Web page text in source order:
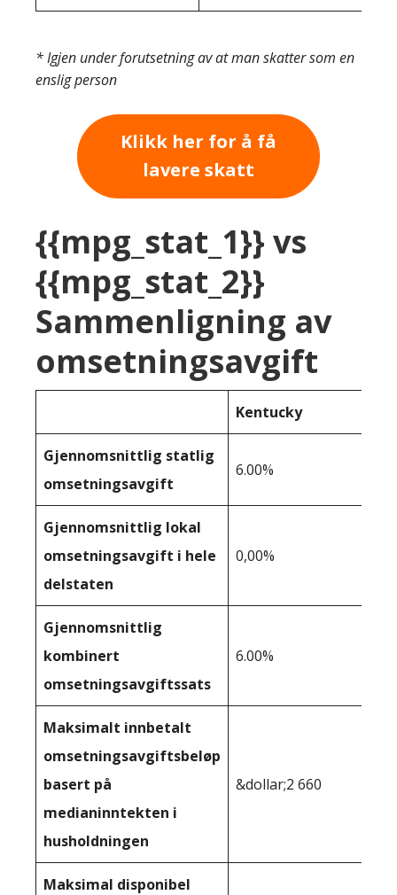
* Igjen under forutsetning av at man skatter som en
enslig person
Klikk her for å få
lavere skatt
{{mpg_stat_1}} vs
{{mpg_stat_2}}
Sammenligning av
omsetningsavgift
Kentucky
Gjennomsnittlig statlig
omsetningsavgift
6.00%
Gjennomsnittlig lokal
omsetningsavgift i hele
delstaten
0,00%
Gjennomsnittlig
kombinert
omsetningsavgiftssats
6.00%
Maksimalt innbetalt
omsetningsavgiftsbeløp
basert på
medianinntekten i
husholdningen
&dollar;2 660
Maksimal disponibel